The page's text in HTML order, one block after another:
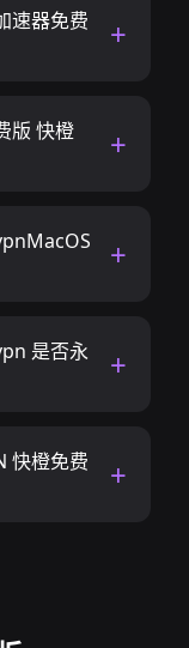
速器免费
版 快橙
是否永
快橙免费